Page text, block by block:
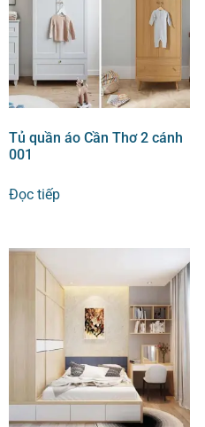
Tủ quần áo Cần Thơ 2 cánh
001
Đọc tiếp